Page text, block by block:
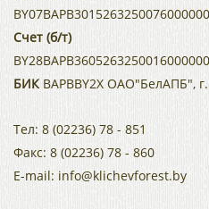
Счет (б/т)
БИКBAPBBY2X ОАО"БелАПБ",
Тел: 8 (02236) 78 - 851
Факс: 8 (02236) 78 - 860
E-mail: info@klichevforest.by